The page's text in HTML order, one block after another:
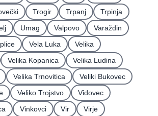
Trogir Trpanj
Trpinja
Umag Valpovo
Varaždin
Vela Luka
Velika
Velika Kopanica
Velika Ludina
Velika Trnovitica
Veliki Bukovec
Veliko Trojstvo
Vidovec
Vinkovci Vir
Virje